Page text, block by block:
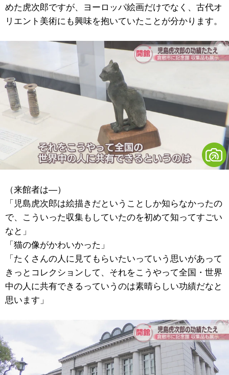
めた虎次郎ですが、ヨーロッパ絵画だけでなく、古代オ
リエント美術にも興味を抱いていたことが分かります。
（来館者は―）
「児島虎次郎は絵描きだということしか知らなかったの
で、こういった収集もしていたのを初めて知ってすごい
なと」
「猫の像がかわいかった」
「たくさんの人に見てもらいたいっていう思いがあって
きっとコレクションして、それをこうやって全国・世界
中の人に共有できるっていうのは素晴らしい功績だなと
思います」